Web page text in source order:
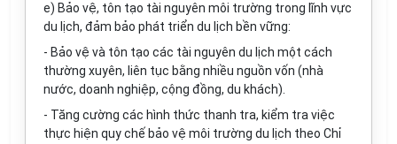
e) Bảo vệ, tôn tạo tài nguyên môi trường trong lĩnh vực
du lịch, đảm bảo phát triển du lịch bền vững:
- Bảo vệ và tôn tạo các tài nguyên du lịch một cách
thường xuyên, liên tục bằng nhiều nguồn vốn (nhà
nước, doanh nghiệp, cộng đồng, du khách).
- Tăng cường các hình thức thanh tra, kiểm tra việc
thực hiện quy chế bảo vệ môi trường du lịch theo Chỉ